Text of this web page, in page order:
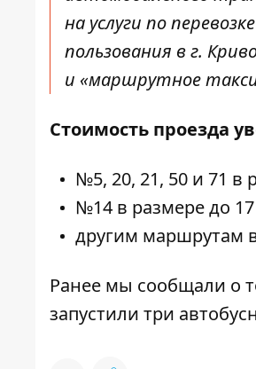
на услуги по
пользования в г.
и «маршрутное
Стоимость проезда
№5, 20, 21, 50 и 71 в
№14 в размере до 17
другим маршрутам
Ранее мы сообщали о
запустили три